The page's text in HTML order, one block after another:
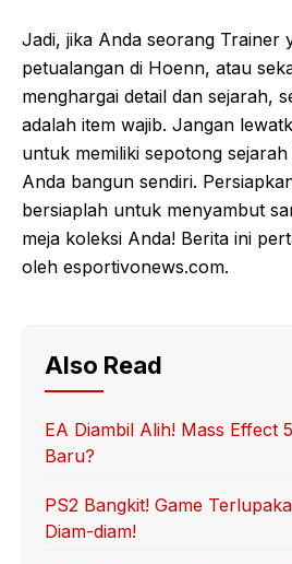
Jadi, jika Anda seorang Trainer
petualangan di Hoenn, atau
menghargai detail dan sejarah,
adalah item wajib. Jangan
untuk memiliki sepotong
Anda bangun sendiri.
bersiaplah untuk menyambut
meja koleksi Anda! Berita ini
oleh esportivonews.com.
Also Read
EA Diambil Alih! Mass Effect
Baru?
PS2 Bangkit! Game
Diam-diam!